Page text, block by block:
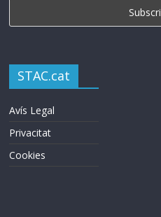
STAC.cat
Avís Legal
Privacitat
Cookies